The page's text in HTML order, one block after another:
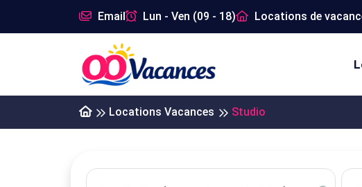
Email Lun - Ven (09 - 18) Locations de
Locations Vacances Studio